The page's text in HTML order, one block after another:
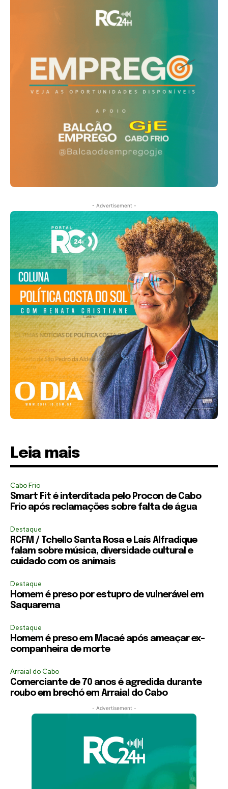
- Advertisement -
Leia mais
Cabo Frio
Smart Fit é interditada pelo Procon de Cabo
Frio após reclamações sobre falta de água
Destaque
RCFM / Tchello Santa Rosa e Laís Alfradique
falam sobre música, diversidade cultural e
cuidado com os animais
Destaque
Homem é preso por estupro de vulnerável em
Saquarema
Destaque
Homem é preso em Macaé após ameaçar ex-
companheira de morte
Arraial do Cabo
Comerciante de 70 anos é agredida durante
roubo em brechó em Arraial do Cabo
- Advertisement -